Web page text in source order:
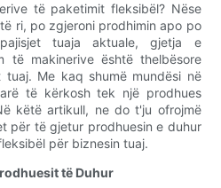
të paketimit fleksibël? Nëse
ri, po zgjeroni prodhimin apo po
tuaja aktuale, gjetja e
të makinerive është thelbësore
tuaj. Me kaq shumë mundësi në
të kërkosh tek një prodhues
këtë artikull, ne do t'ju ofrojmë
për të gjetur prodhuesin e duhur
për biznesin tuaj.
të Duhur